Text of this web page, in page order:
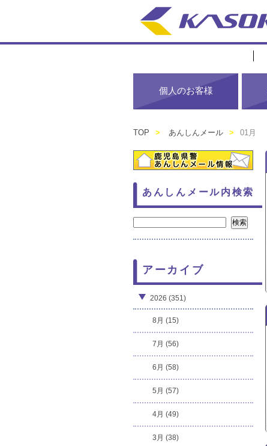
個人のお客様
TOP > あんしんメール > 01月
あんしんメール内検索
アーカイブ
2026 (351)
8月 (15)
7月 (56)
6月 (58)
5月 (57)
4月 (49)
3月 (38)